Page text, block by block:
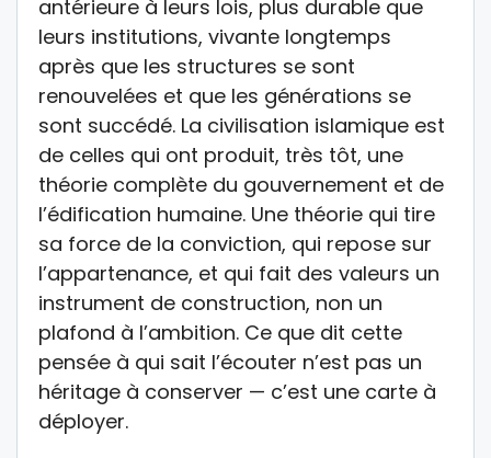
antérieure à leurs lois, plus durable que
leurs institutions, vivante longtemps
après que les structures se sont
renouvelées et que les générations se
sont succédé. La civilisation islamique est
de celles qui ont produit, très tôt, une
théorie complète du gouvernement et de
l’édification humaine. Une théorie qui tire
sa force de la conviction, qui repose sur
l’appartenance, et qui fait des valeurs un
instrument de construction, non un
plafond à l’ambition. Ce que dit cette
pensée à qui sait l’écouter n’est pas un
héritage à conserver — c’est une carte à
déployer.